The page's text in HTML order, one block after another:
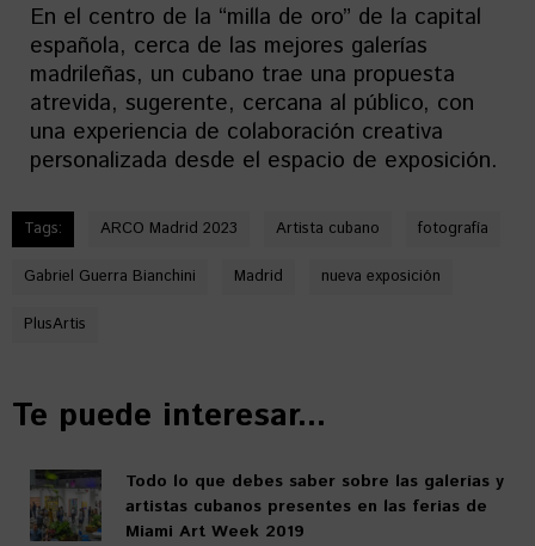
En el centro de la “milla de oro” de la capital
española, cerca de las mejores galerías
madrileñas, un cubano trae una propuesta
atrevida, sugerente, cercana al público, con
una experiencia de colaboración creativa
personalizada desde el espacio de exposición.
Tags: ARCO Madrid 2023 Artista cubano fotografía
Gabriel Guerra Bianchini Madrid nueva exposición
PlusArtis
Te puede interesar...
Todo lo que debes saber sobre las galerías y
artistas cubanos presentes en las ferias de
Miami Art Week 2019